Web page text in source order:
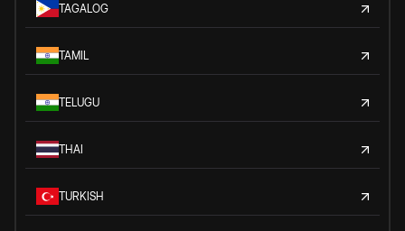
TAGALOG
TAMIL
TELUGU
THAI
TURKISH